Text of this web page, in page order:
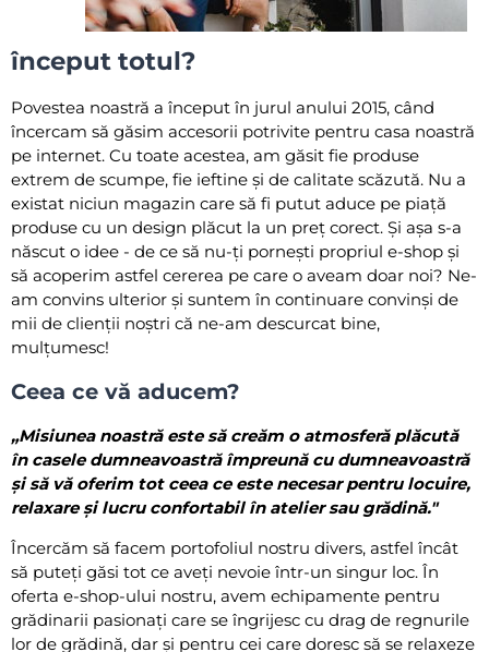
început totul?
Povestea noastră a început în jurul anului 2015, când
încercam să găsim accesorii potrivite pentru casa noastră
pe internet. Cu toate acestea, am găsit fie produse
extrem de scumpe, fie ieftine și de calitate scăzută. Nu a
existat niciun magazin care să fi putut aduce pe piață
produse cu un design plăcut la un preț corect. Și așa s-a
născut o idee - de ce să nu-ți pornești propriul e-shop și
să acoperim astfel cererea pe care o aveam doar noi? Ne-
am convins ulterior și suntem în continuare convinși de
mii de clienții noștri că ne-am descurcat bine,
mulțumesc!
Ceea ce vă aducem?
„Misiunea noastră este să creăm o atmosferă plăcută
în casele dumneavoastră împreună cu dumneavoastră
și să vă oferim tot ceea ce este necesar pentru locuire,
relaxare și lucru confortabil în atelier sau grădină."
Încercăm să facem portofoliul nostru divers, astfel încât
să puteți găsi tot ce aveți nevoie într-un singur loc. În
oferta e-shop-ului nostru, avem echipamente pentru
grădinarii pasionați care se îngrijesc cu drag de regnurile
lor de grădină, dar și pentru cei care doresc să se relaxeze